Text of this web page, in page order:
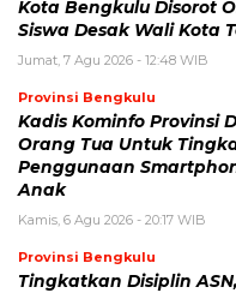
Kota Bengkulu Disorot
Siswa Desak Wali Kota
Jumat, 7 Agu 2026 - 12:48 WIB
Provinsi Bengkulu
Kadis Kominfo Provinsi
Orang Tua Untuk
Penggunaan
Anak
Kamis, 6 Agu 2026 - 20:17 WIB
Provinsi Bengkulu
Tingkatkan Disiplin